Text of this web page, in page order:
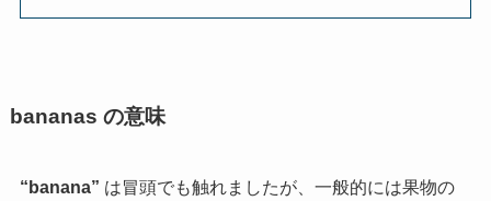
bananas の意味
“banana” は冒頭でも触れましたが、一般的には果物の